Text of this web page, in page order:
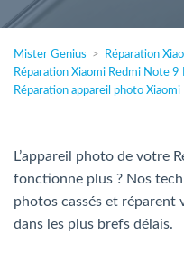
Mister Genius
Réparation
Réparation Xiaomi Redmi Note 9
Réparation appareil photo
L’appareil photo de votre
fonctionne plus ? Nos
photos cassés et réparent
dans les plus brefs délais.